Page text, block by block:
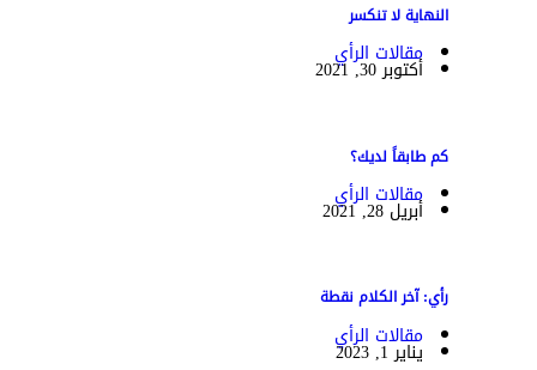
النهاية لا تنكسر
مقالات الرأي
أكتوبر 30, 2021
كم طابقاً لديك؟
مقالات الرأي
أبريل 28, 2021
رأي: آخر الكلام نقطة
مقالات الرأي
يناير 1, 2023